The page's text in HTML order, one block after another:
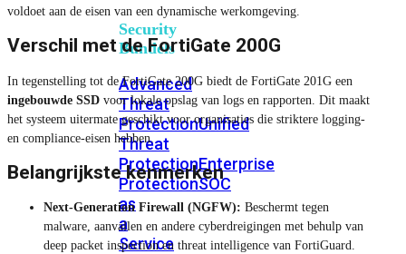
Security
Bundels
Advanced
Threat
ProtectionUnified
Threat
ProtectionEnterprise
ProtectionSOC
as
a
Service
voldoet aan de eisen van een dynamische werkomgeving.
Verschil met de FortiGate 200G
In tegenstelling tot de FortiGate 200G biedt de FortiGate 201G een
ingebouwde SSD voor lokale opslag van logs en rapporten. Dit maakt
het systeem uitermate geschikt voor organisaties die striktere logging-
en compliance-eisen hebben.
Belangrijkste kenmerken
Next-Generation Firewall (NGFW): Beschermt tegen
malware, aanvallen en andere cyberdreigingen met behulp van
deep packet inspection en threat intelligence van FortiGuard.